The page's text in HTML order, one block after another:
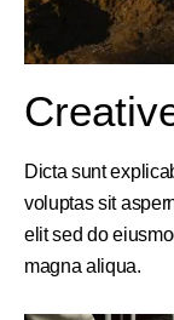
Dicta sunt
voluptas sit
elit sed do
magna aliqua.